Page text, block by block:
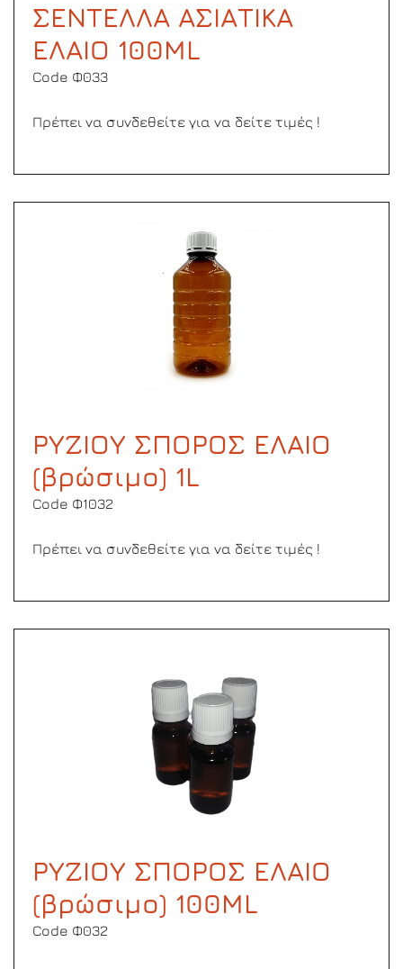
ΣΕΝΤΕΛΛΑ ΑΣΙΑΤΙΚΑ
ΕΛΑΙΟ 100ML
Code Φ033
Πρέπει να συνδεθείτε για να δείτε τιμές !
ΡΥΖΙΟΥ ΣΠΟΡΟΣ ΕΛΑΙΟ
(βρώσιμο) 1L
Code Φ1032
Πρέπει να συνδεθείτε για να δείτε τιμές !
ΡΥΖΙΟΥ ΣΠΟΡΟΣ ΕΛΑΙΟ
(βρώσιμο) 100ML
Code Φ032